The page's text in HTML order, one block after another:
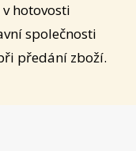
hotovosti
společnosti
předání zboží.